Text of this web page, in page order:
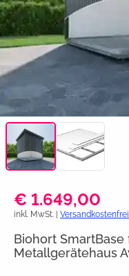
€ 1.649,00
inkl. MwSt. | Versandkostenfrei
Biohort SmartBase
Metallgerätehaus